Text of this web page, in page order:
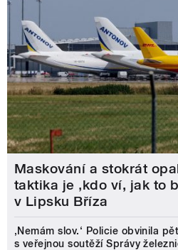
Maskování a stokrát
taktika je ‚kdo ví, jak to
v Lipsku Bříza
‚Nemám slov.‘ Policie obvinila
s veřejnou soutěží Správy